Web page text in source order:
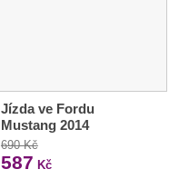
Jízda ve Fordu
Mustang 2014
690 Kč
587 Kč